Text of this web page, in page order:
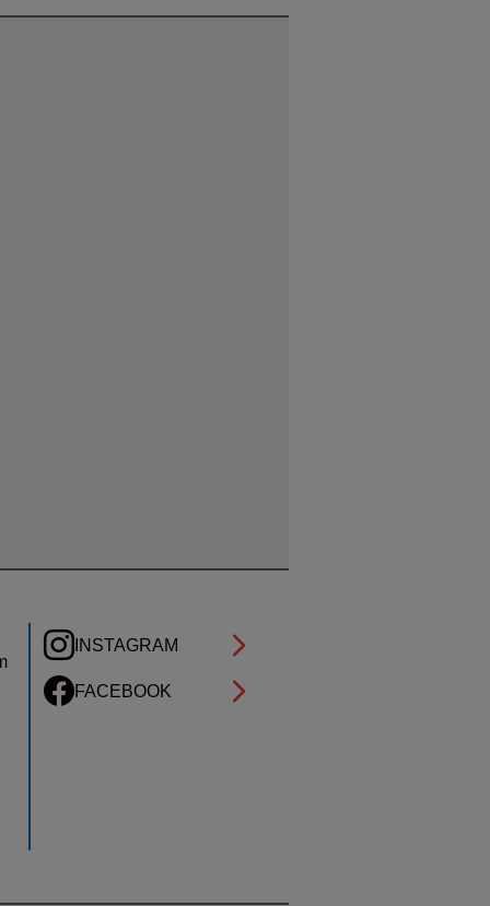
INSTAGRAM
FACEBOOK